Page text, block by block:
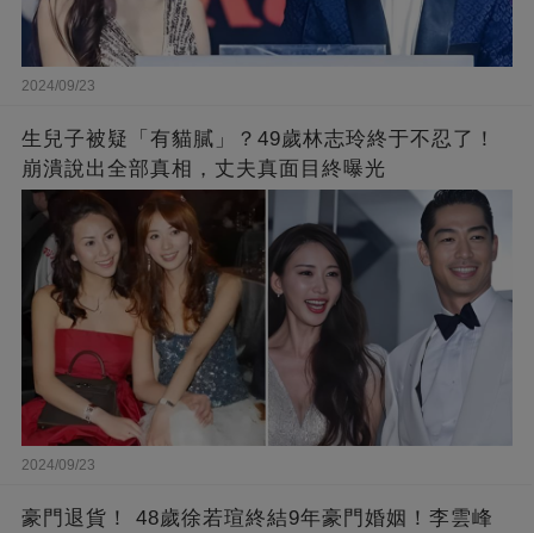
2024/09/23
生兒子被疑「有貓膩」？49歲林志玲終于不忍了！
崩潰說出全部真相，丈夫真面目終曝光
2024/09/23
豪門退貨！ 48歲徐若瑄終結9年豪門婚姻！李雲峰